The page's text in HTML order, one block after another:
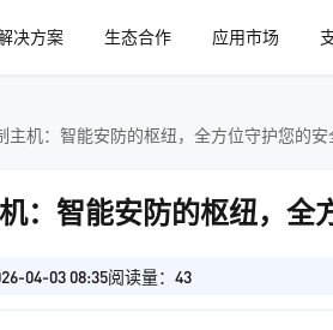
决方案 生态合作 应用市场
主机：智能安防的枢纽，全方位守护您的安
：智能安防的枢纽，全
04-03 08:35阅读量：43